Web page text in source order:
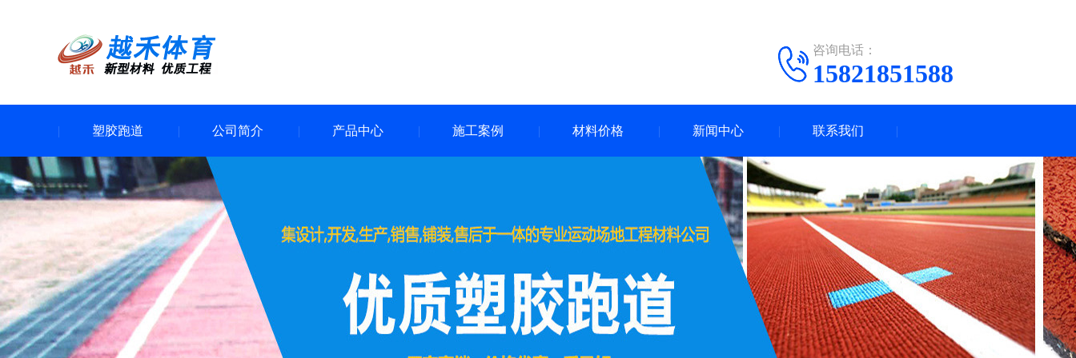
咨询电话：
15821851588
塑胶跑道 公司简介 产品中心 施工案例 材料价格 新闻中心 联系我们